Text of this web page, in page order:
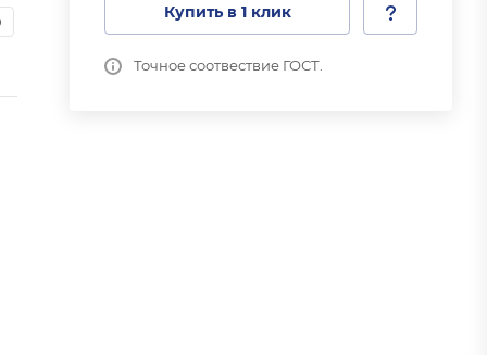
Купить в 1 клик
Точное соотвествие ГОСТ.